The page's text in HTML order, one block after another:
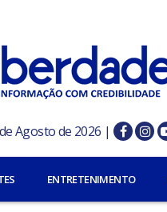
Agosto de 2026 |
ENTRETENIMENTO